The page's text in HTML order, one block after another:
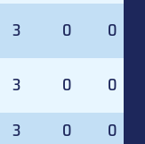
3 0 0
3 0
0
3 0
0